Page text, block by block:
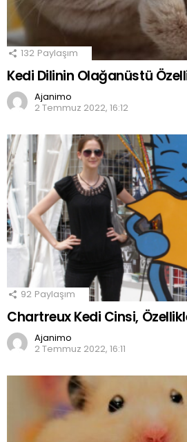
132 Paylaşım
Kedi Dilinin Olağanüstü
Ajanimo
2 Temmuz 2022, 16:12
92 Paylaşım
Chartreux Kedi Cinsi,
Ajanimo
2 Temmuz 2022, 16:11